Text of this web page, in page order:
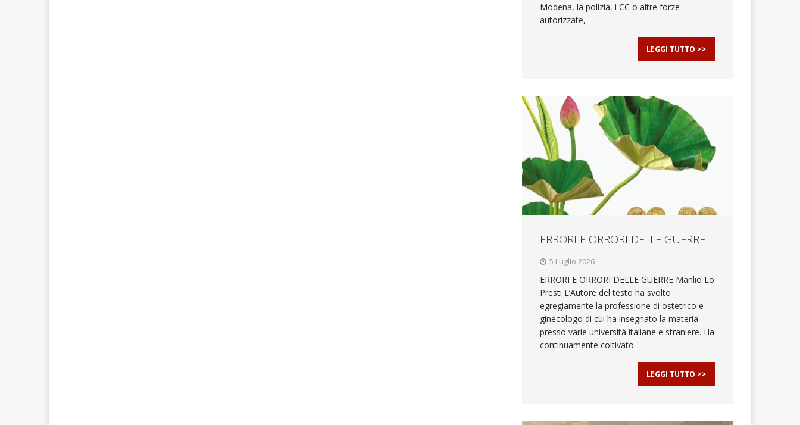
Modena, la polizia, i CC o altre forze
autorizzate,
LEGGI TUTTO >>
ERRORI E ORRORI DELLE GUERRE
5 Luglio 2026
ERRORI E ORRORI DELLE GUERRE Manlio Lo
Presti L’Autore del testo ha svolto
egregiamente la professione di ostetrico e
ginecologo di cui ha insegnato la materia
presso varie università italiane e straniere. Ha
continuamente coltivato
LEGGI TUTTO >>